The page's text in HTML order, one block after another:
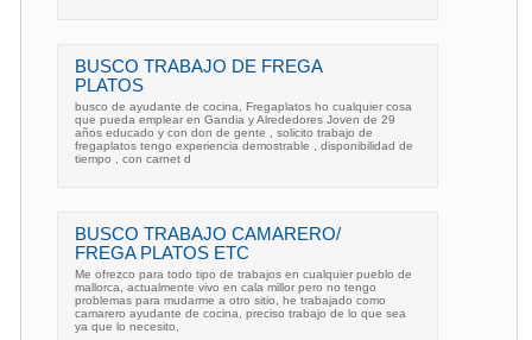
BUSCO TRABAJO DE FREGA
PLATOS
busco de ayudante de cocina, Fregaplatos ho cualquier cosa
que pueda emplear en Gandia y Alrededores Joven de 29
años educado y con don de gente , solicito trabajo de
fregaplatos tengo experiencia demostrable , disponibilidad de
tiempo , con carnet d
BUSCO TRABAJO CAMARERO/
FREGA PLATOS ETC
Me ofrezco para todo tipo de trabajos en cualquier pueblo de
mallorca, actualmente vivo en cala millor pero no tengo
problemas para mudarme a otro sitio, he trabajado como
camarero ayudante de cocina, preciso trabajo de lo que sea
ya que lo necesito,